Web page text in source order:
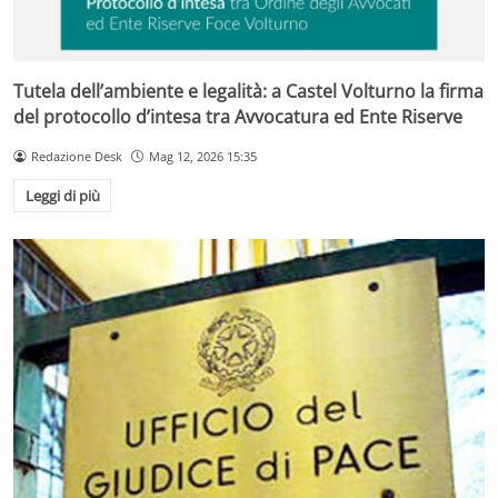
Tutela dell’ambiente e legalità: a Castel Volturno la firma
del protocollo d’intesa tra Avvocatura ed Ente Riserve
Redazione Desk Mag 12, 2026 15:35
Leggi di più